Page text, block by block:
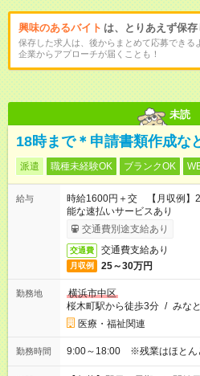
興味のあるバイト は、とりあえず保存
保存した求人は、後からまとめて応募できる
企業からアプローチが届くことも！
未読
18時まで＊申請書類作成な
派遣 職種未経験OK ブランクOK
給与
時給1600円＋交 【月収例】
能な速払いサービスあり
交通費別途支給あり
交通費 交通費支給あり
月収例 25～30万円
勤務地
横浜市中区
桜木町駅から徒歩3分 / みな
医療・福祉関連
勤務時間 9:00～18:00 ※残業はほとん